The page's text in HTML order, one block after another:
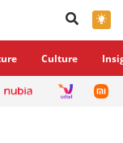
×
Culture